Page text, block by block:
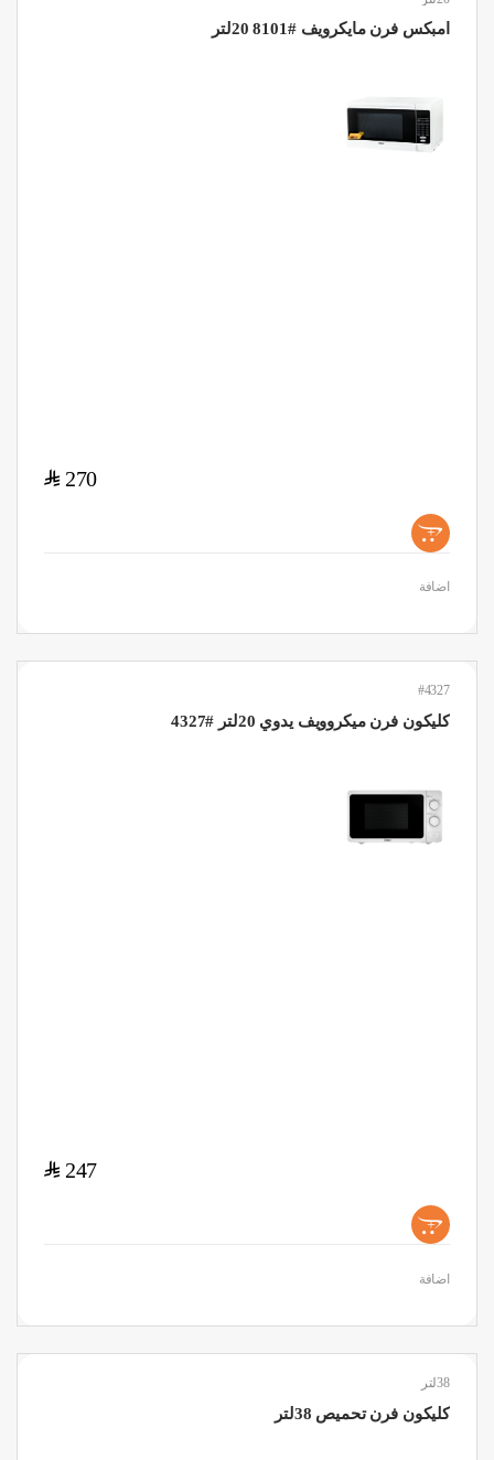
امبكس فرن مايكرويف #8101 20لتر
270
$
+
اضافة
#4327
كليكون فرن ميكروويف يدوي 20لتر #4327
247
$
+
اضافة
38لتر
كليكون فرن تحميص 38لتر